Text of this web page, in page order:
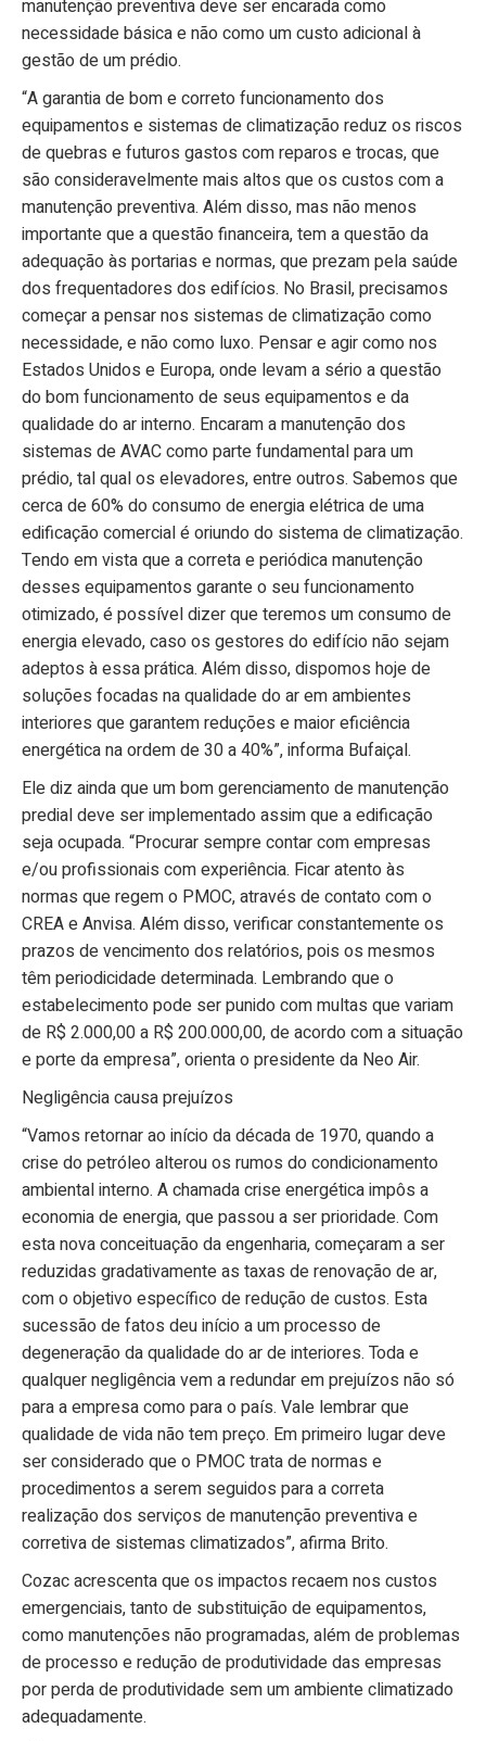
manutenção preventiva deve ser encarada como
necessidade básica e não como um custo adicional à
gestão de um prédio.
“A garantia de bom e correto funcionamento dos
equipamentos e sistemas de climatização reduz os riscos
de quebras e futuros gastos com reparos e trocas, que
são consideravelmente mais altos que os custos com a
manutenção preventiva. Além disso, mas não menos
importante que a questão financeira, tem a questão da
adequação às portarias e normas, que prezam pela saúde
dos frequentadores dos edifícios. No Brasil, precisamos
começar a pensar nos sistemas de climatização como
necessidade, e não como luxo. Pensar e agir como nos
Estados Unidos e Europa, onde levam a sério a questão
do bom funcionamento de seus equipamentos e da
qualidade do ar interno. Encaram a manutenção dos
sistemas de AVAC como parte fundamental para um
prédio, tal qual os elevadores, entre outros. Sabemos que
cerca de 60% do consumo de energia elétrica de uma
edificação comercial é oriundo do sistema de climatização.
Tendo em vista que a correta e periódica manutenção
desses equipamentos garante o seu funcionamento
otimizado, é possível dizer que teremos um consumo de
energia elevado, caso os gestores do edifício não sejam
adeptos à essa prática. Além disso, dispomos hoje de
soluções focadas na qualidade do ar em ambientes
interiores que garantem reduções e maior eficiência
energética na ordem de 30 a 40%”, informa Bufaiçal.
Ele diz ainda que um bom gerenciamento de manutenção
predial deve ser implementado assim que a edificação
seja ocupada. “Procurar sempre contar com empresas
e/ou profissionais com experiência. Ficar atento às
normas que regem o PMOC, através de contato com o
CREA e Anvisa. Além disso, verificar constantemente os
prazos de vencimento dos relatórios, pois os mesmos
têm periodicidade determinada. Lembrando que o
estabelecimento pode ser punido com multas que variam
de R$ 2.000,00 a R$ 200.000,00, de acordo com a situação
e porte da empresa”, orienta o presidente da Neo Air.
Negligência causa prejuízos
“Vamos retornar ao início da década de 1970, quando a
crise do petróleo alterou os rumos do condicionamento
ambiental interno. A chamada crise energética impôs a
economia de energia, que passou a ser prioridade. Com
esta nova conceituação da engenharia, começaram a ser
reduzidas gradativamente as taxas de renovação de ar,
com o objetivo específico de redução de custos. Esta
sucessão de fatos deu início a um processo de
degeneração da qualidade do ar de interiores. Toda e
qualquer negligência vem a redundar em prejuízos não só
para a empresa como para o país. Vale lembrar que
qualidade de vida não tem preço. Em primeiro lugar deve
ser considerado que o PMOC trata de normas e
procedimentos a serem seguidos para a correta
realização dos serviços de manutenção preventiva e
corretiva de sistemas climatizados”, afirma Brito.
Cozac acrescenta que os impactos recaem nos custos
emergenciais, tanto de substituição de equipamentos,
como manutenções não programadas, além de problemas
de processo e redução de produtividade das empresas
por perda de produtividade sem um ambiente climatizado
adequadamente.